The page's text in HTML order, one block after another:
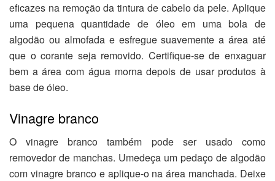
eficazes na remoção da tintura de cabelo da pele. Aplique
uma pequena quantidade de óleo em uma bola de
algodão ou almofada e esfregue suavemente a área até
que o corante seja removido. Certifique-se de enxaguar
bem a área com água morna depois de usar produtos à
base de óleo.
Vinagre branco
O vinagre branco também pode ser usado como
removedor de manchas. Umedeça um pedaço de algodão
com vinagre branco e aplique-o na área manchada. Deixe